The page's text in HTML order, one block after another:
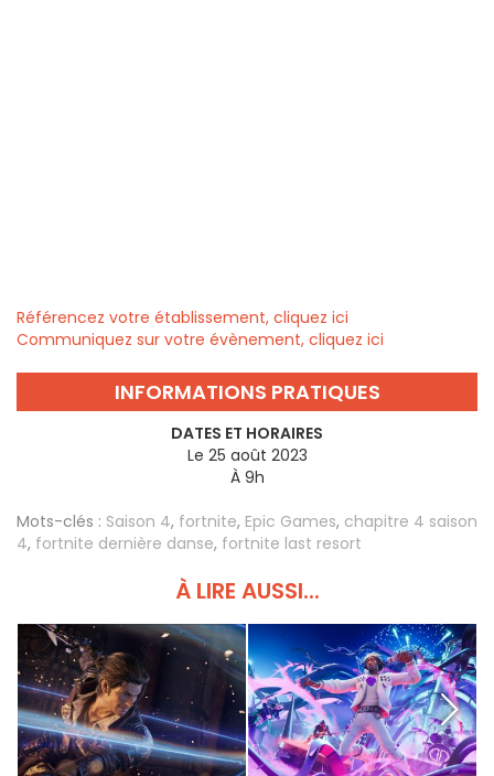
Référencez votre établissement, cliquez ici
Communiquez sur votre évènement, cliquez ici
INFORMATIONS PRATIQUES
DATES ET HORAIRES
Le 25 août 2023
À 9h
Mots-clés : Saison 4, fortnite, Epic Games, chapitre 4 saison
4, fortnite dernière danse, fortnite last resort
À LIRE AUSSI...